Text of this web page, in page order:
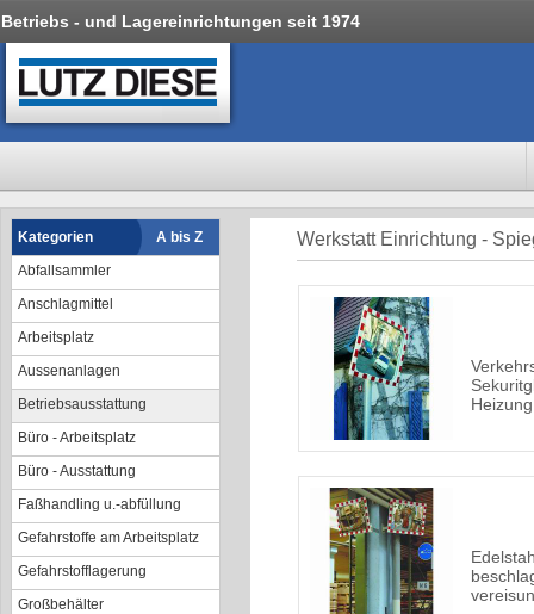
Betriebs - und Lagereinrichtungen seit 1974
Kategorien
A bis Z
Abfallsammler
Anschlagmittel
Arbeitsplatz
Aussenanlagen
Betriebsausstattung
Büro - Arbeitsplatz
Büro - Ausstattung
Faßhandling u.-abfüllung
Gefahrstoffe am Arbeitsplatz
Gefahrstofflagerung
Großbehälter
Werkstatt Einrichtung -
Heizung